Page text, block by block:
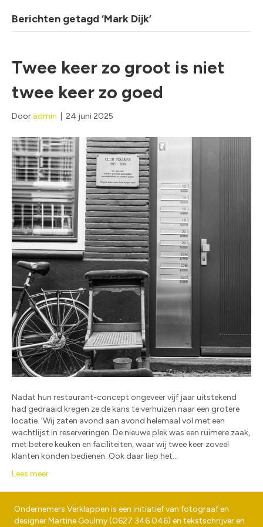
Berichten getagd ‘Mark Dijk’
Twee keer zo groot is niet
twee keer zo goed
Door admin 24 juni 2025
Nadat hun restaurant-concept ongeveer vijf jaar uitstekend
had gedraaid kregen ze de kans te verhuizen naar een grotere
locatie. ‘Wij zaten avond aan avond helemaal vol met een
wachtlijst in reserveringen. De nieuwe plek was een ruimere zaak,
met betere keuken en faciliteiten, waar wij twee keer zoveel
klanten konden bedienen. Ook daar liep het…
Lees meer
Ondernemers Verklappen is een initiatief van fotograaf en
designerMartine Goulmy(0627 346 046) en tekstschrijver en